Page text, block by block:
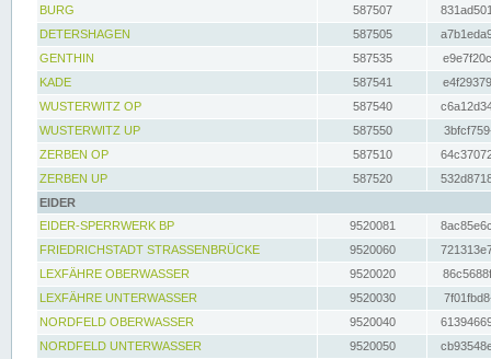
BURG
587507
DETERSHAGEN
587505
GENTHIN
587535
KADE
587541
WUSTERWITZ OP
587540
WUSTERWITZ UP
587550
ZERBEN OP
587510
ZERBEN UP
587520
EIDER
EIDER-SPERRWERK BP
9520081
FRIEDRICHSTADT STRASSENBRÜCKE
9520060
LEXFÄHRE OBERWASSER
9520020
LEXFÄHRE UNTERWASSER
9520030
NORDFELD OBERWASSER
9520040
NORDFELD UNTERWASSER
9520050